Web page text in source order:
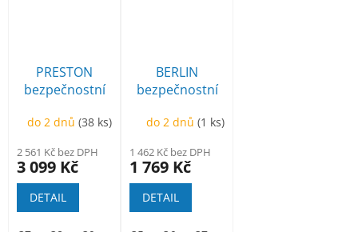
PRESTON
bezpečnostní
do 2 dnů(38 ks)
2 561 Kč bez DPH
3 099 Kč
DETAIL
BERLIN
bezpečnostní
do 2 dnů(1 ks)
1 462 Kč bez DPH
1 769 Kč
DETAIL